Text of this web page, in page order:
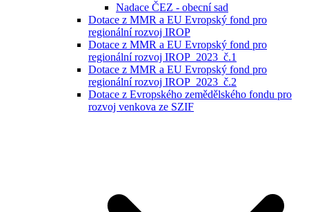
Nadace ČEZ - obecní sad
Dotace z MMR a EU Evropský fond pro
regionální rozvoj IROP
Dotace z MMR a EU Evropský fond pro
regionální rozvoj IROP_2023_č.1
Dotace z MMR a EU Evropský fond pro
regionální rozvoj IROP_2023_č.2
Dotace z Evropského zemědělského fondu pro
rozvoj venkova ze SZIF